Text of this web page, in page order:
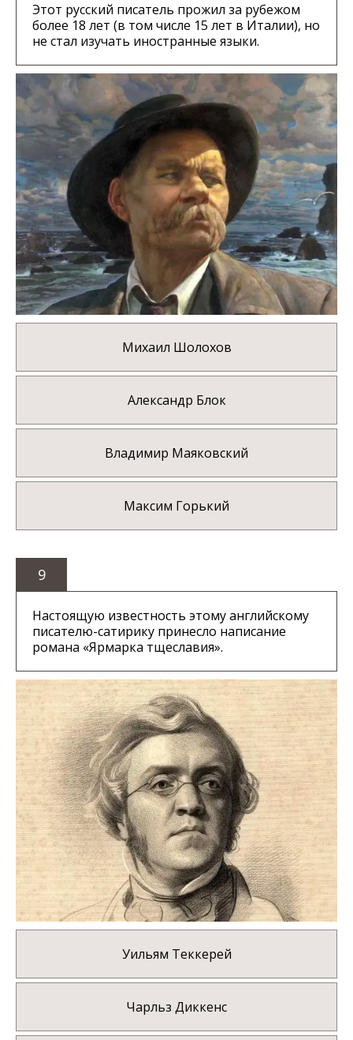
Этот русский писатель прожил за рубежом
более 18 лет (в том числе 15 лет в Италии), но
не стал изучать иностранные языки.
Михаил Шолохов
Александр Блок
Владимир Маяковский
Максим Горький
9
Настоящую известность этому английскому
писателю-сатирику принесло написание
романа «Ярмарка тщеславия».
Уильям Теккерей
Чарльз Диккенс